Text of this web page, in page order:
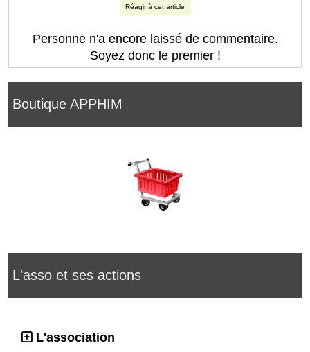
Boutique APPHIM
L'asso et ses actions
L'association
Réagir à cet article
Personne n'a encore laissé de commentaire.
Soyez donc le premier !